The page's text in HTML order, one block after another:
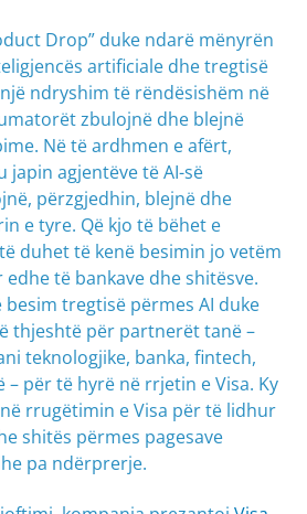
Drop” duke ndarë mënyrën
artificiale dhe tregtisë
ndryshim të rëndësishëm në
zbulojnë dhe blejnë
Në të ardhmen e afërt,
japin agjentëve të AI-së
përzgjedhin, blejnë dhe
e tyre. Që kjo të bëhet e
duhet të kenë besimin jo vetëm
të bankave dhe shitësve.
besim tregtisë përmes AI duke
thjeshtë për partnerët tanë –
teknologjike, banka, fintech,
për të hyrë në rrjetin e Visa. Ky
rrugëtimin e Visa për të lidhur
shitës përmes pagesave
pa ndërprerje.